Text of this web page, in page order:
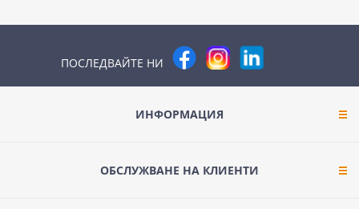
ПОСЛЕДВАЙТЕ НИ
ИНФОРМАЦИЯ
ОБСЛУЖВАНЕ НА КЛИЕНТИ